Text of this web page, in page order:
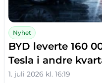
Nyhet
BYD leverte 160
Tesla i andre
1. juli 2026 kl. 16:19